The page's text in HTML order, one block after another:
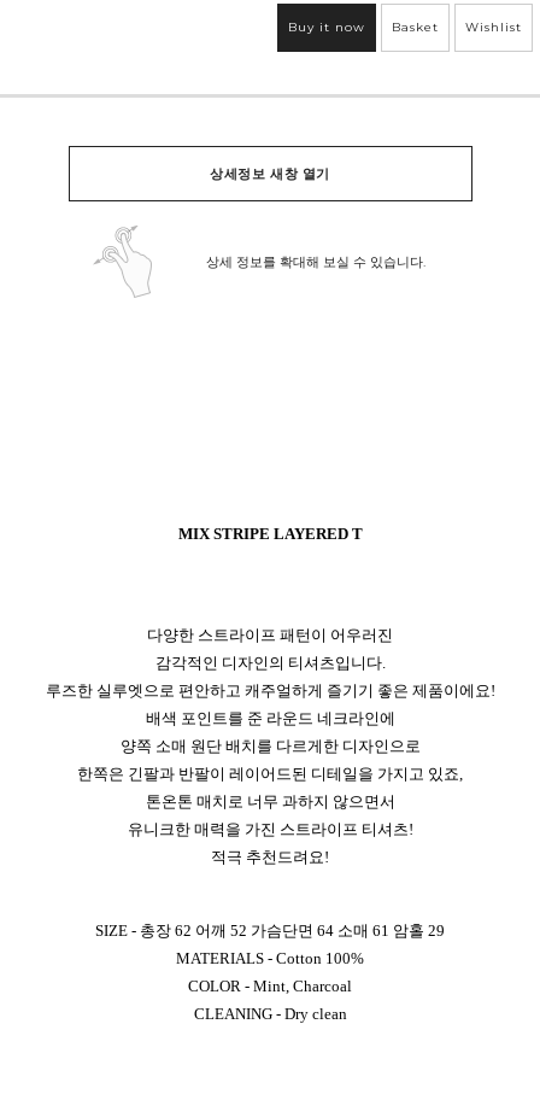
Buy it now Basket Wishlist
상세정보 새창 열기
상세 정보를 확대해 보실 수 있습니다.
MIX STRIPE LAYERED T
다양한 스트라이프 패턴이 어우러진
감각적인 디자인의 티셔츠입니다.
루즈한 실루엣으로 편안하고 캐주얼하게 즐기기 좋은 제품이에요!
배색 포인트를 준 라운드 네크라인에
양쪽 소매 원단 배치를 다르게한 디자인으로
한쪽은 긴팔과 반팔이 레이어드된 디테일을 가지고 있죠,
톤온톤 매치로 너무 과하지 않으면서
유니크한 매력을 가진 스트라이프 티셔츠!
적극 추천드려요!
SIZE - 총장 62 어깨 52 가슴단면 64 소매 61 암홀 29
MATERIALS - Cotton 100%
COLOR - Mint, Charcoal
CLEANING - Dry clean